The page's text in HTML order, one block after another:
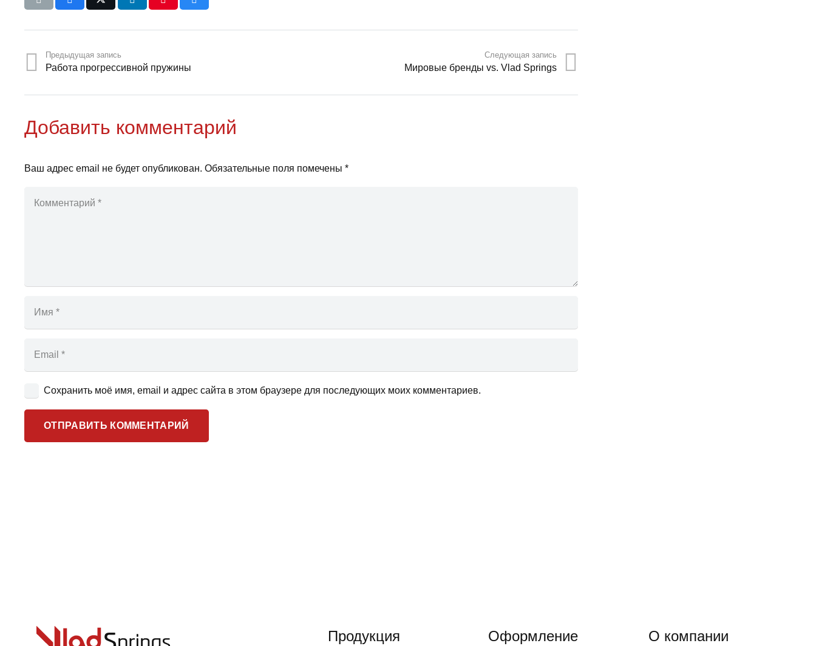
Предыдущая запись
Работа прогрессивной пружины
Следующая запись
Мировые бренды vs. Vlad Springs
Добавить комментарий
Ваш адрес email не будет опубликован. Обязательные поля помечены *
Сохранить моё имя, email и адрес сайта в этом браузере для последующих моих комментариев.
ОТПРАВИТЬ КОММЕНТАРИЙ
Продукция
Оформление
О компании